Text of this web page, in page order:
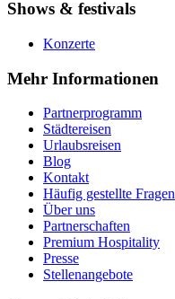
Shows & festivals
Konzerte
Mehr Informationen
Partnerprogramm
Städtereisen
Urlaubsreisen
Blog
Kontakt
Häufig gestellte Fragen
Über uns
Partnerschaften
Premium Hospitality
Presse
Stellenangebote